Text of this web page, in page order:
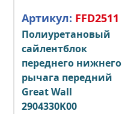
Артикул: FFD2511
Полиуретановый
сайлентблок
переднего нижнего
рычага передний
Great Wall
2904330K00